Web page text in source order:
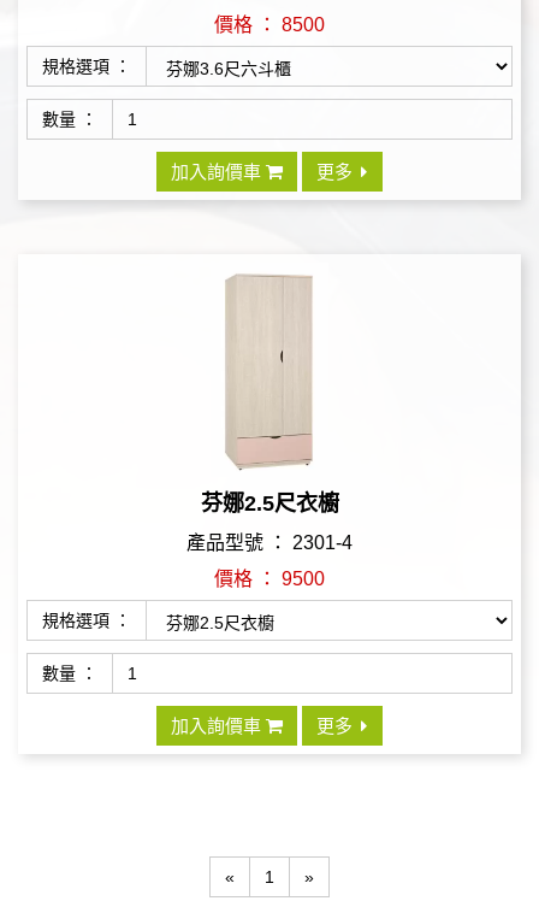
價格 ： 8500
規格選項 ：
數量 ：
加入詢價車 更多
芬娜2.5尺衣櫥
產品型號 ： 2301-4
價格 ： 9500
規格選項 ：
數量 ：
加入詢價車 更多
« 1 »